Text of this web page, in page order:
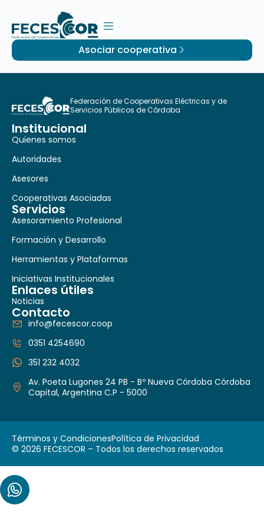
Asociar cooperativa
Federación de Cooperativas Eléctricas y de
Servicios Públicos de Córdoba
Institucional
Quienes somos
Autoridades
Asesores
Cooperativas Asociadas
Servicios
Asesoramiento Profesional
Formación y Desarrollo
Herramientas y Plataformas
Iniciativas Institucionales
Enlaces útiles
Noticias
Contacto
info@fecescor.coop
0351 4254690
351 232 4032
Av. Poeta Lugones 24 PB - Bº Nueva Córdoba Córdoba
Capital, Argentina C.P - 5000
© 2026 FECESCOR – Todos los derechos reservados
Términos y CondicionesPolítica de Privacidad